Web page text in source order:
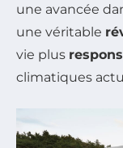
une avancée
une véritable
vie plus
climatiques